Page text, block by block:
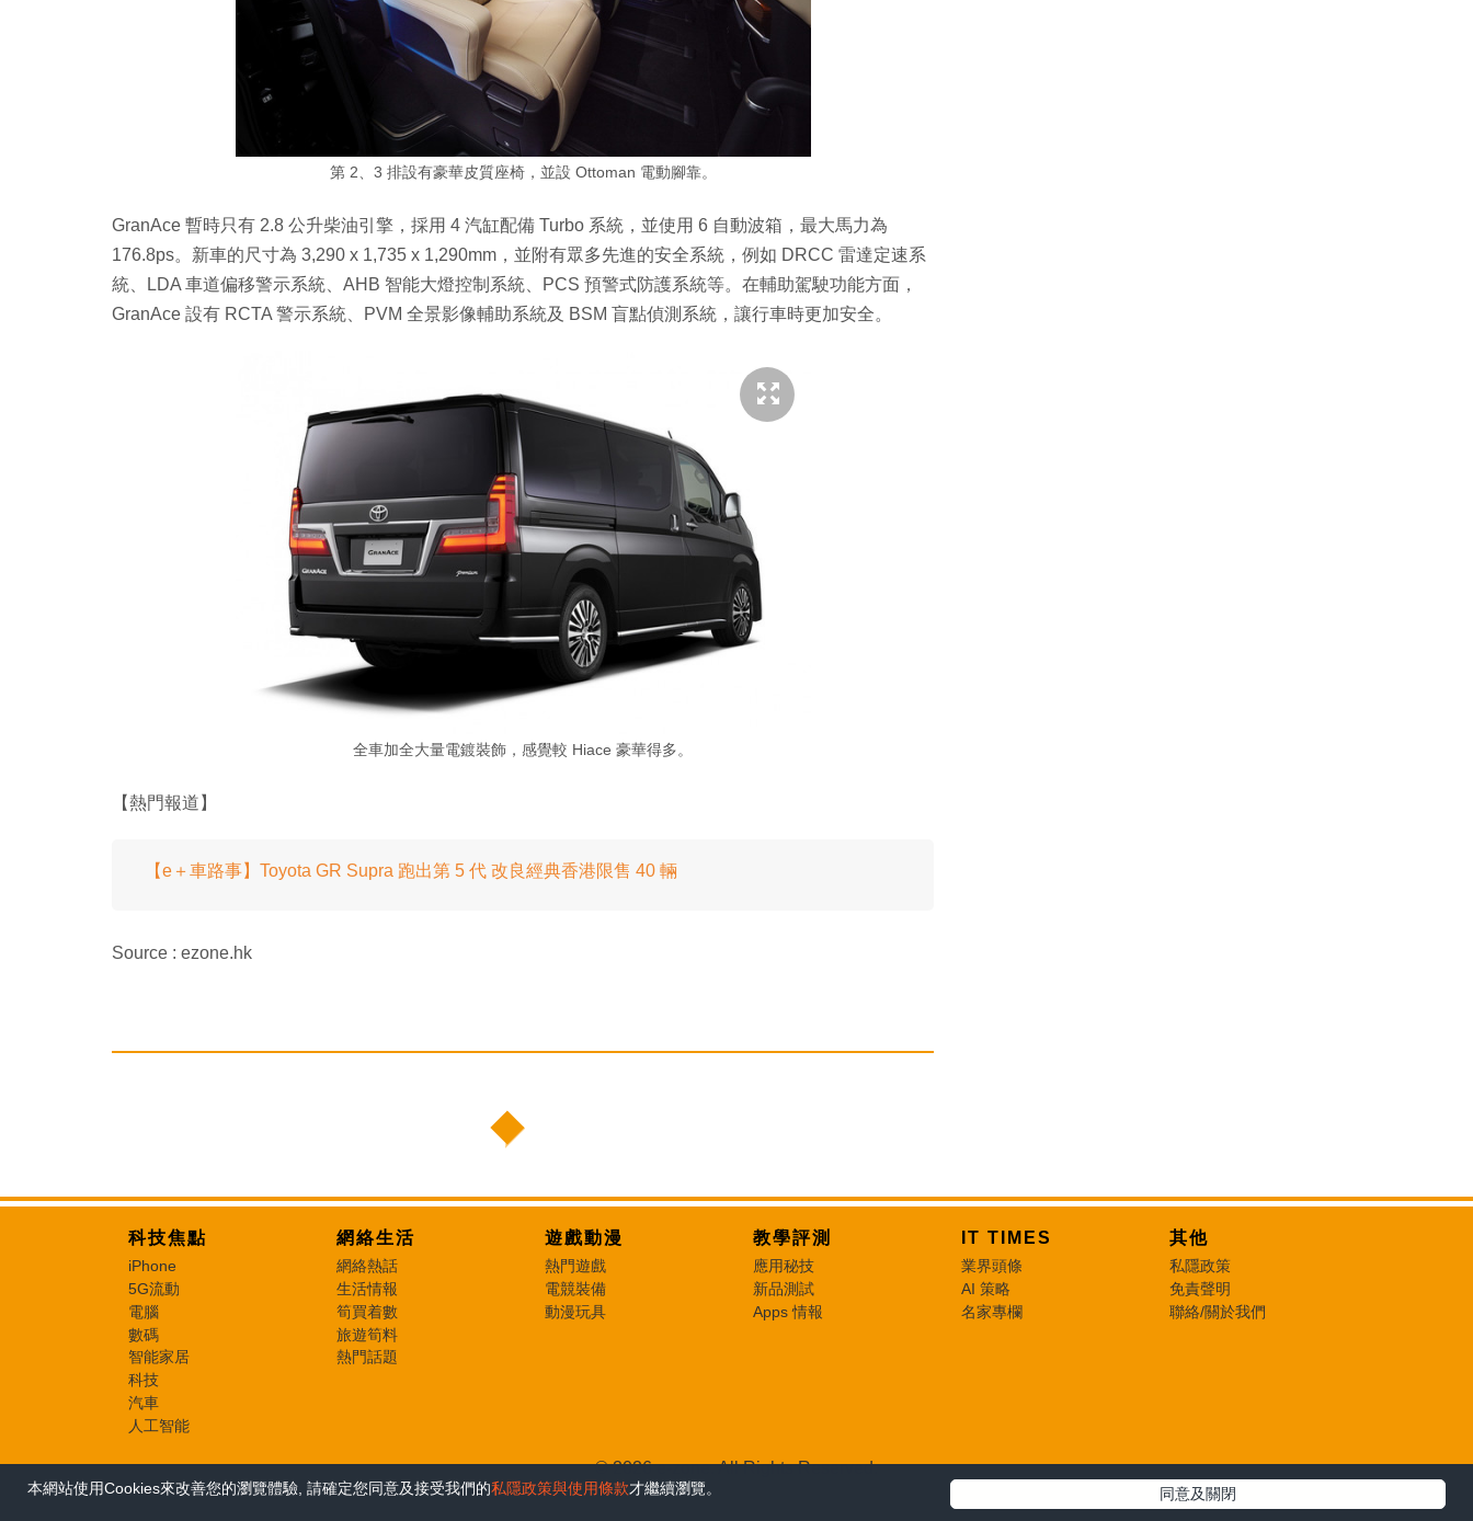
本網站使用Cookies來改善您的瀏覽體驗, 請確定您同意及接受我們的私隱政策與使用條款才繼續瀏覽。 同意及關閉
第 2、3 排設有豪華皮質座椅，並設 Ottoman 電動腳靠。
GranAce 暫時只有 2.8 公升柴油引擎，採用 4 汽缸配備 Turbo 系統，並使用 6 自動波箱，最大馬力為
176.8ps。新車的尺寸為 3,290 x 1,735 x 1,290mm，並附有眾多先進的安全系統，例如 DRCC 雷達定速系
統、LDA 車道偏移警示系統、AHB 智能大燈控制系統、PCS 預警式防護系統等。在輔助駕駛功能方面，
GranAce 設有 RCTA 警示系統、PVM 全景影像輔助系統及 BSM 盲點偵測系統，讓行車時更加安全。
全車加全大量電鍍裝飾，感覺較 Hiace 豪華得多。
【熱門報道】
【e＋車路事】Toyota GR Supra 跑出第 5 代 改良經典香港限售 40 輛
Source : ezone.hk
科技焦點
iPhone
5G流動
電腦
數碼
智能家居
科技
汽車
人工智能
網絡生活
網絡熱話
生活情報
筍買着數
旅遊筍料
熱門話題
遊戲動漫
熱門遊戲
電競裝備
動漫玩具
教學評測
應用秘技
新品測試
Apps 情報
IT TIMES
業界頭條
AI 策略
名家專欄
其他
私隱政策
免責聲明
聯絡/關於我們
© 2026 e-zone. All Rights Reserved.